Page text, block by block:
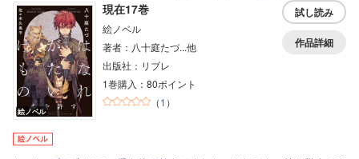
絵ノベル
現在17巻
絵ノベル
著者：八十庭たづ...他
出版社：リブレ
1巻購入：80ポイント
（1 ）
試し読み
作品詳細